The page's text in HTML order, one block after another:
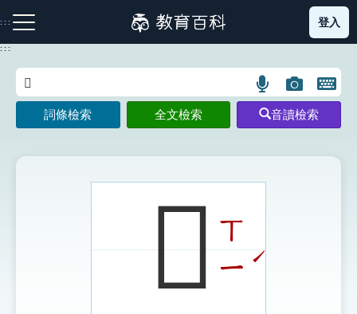
到
主
:::
注音索引圖示 筆畫索引圖示 部首索引表圖示
登入
:::
語
言
搜
示
圖
片
搜
開
鍵
圖
詞條檢索 全文檢索 音讀檢索
𩀦ㄒ
ㄧˊ